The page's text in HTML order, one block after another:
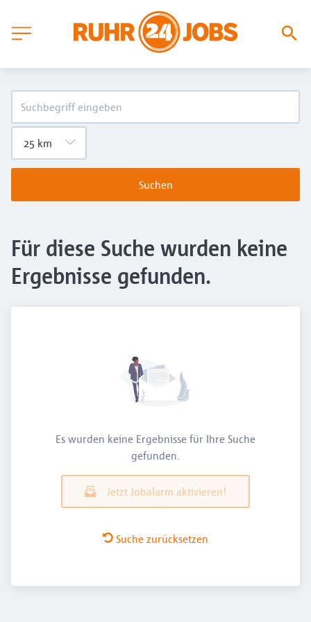
Suchen
Für diese Suche wurden keine
Ergebnisse gefunden.
Es wurden keine Ergebnisse für Ihre Suche
gefunden.
Jetzt Jobalarm aktivieren!
Suche zurücksetzen